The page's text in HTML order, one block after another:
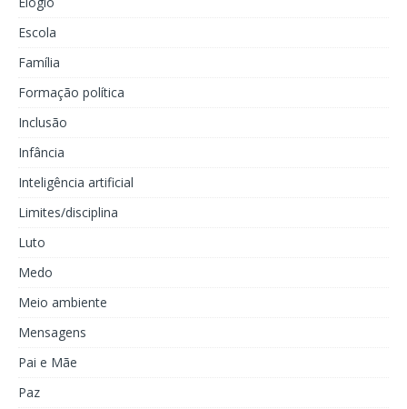
Escola
Família
Formação política
Inclusão
Infância
Inteligência artificial
Limites/disciplina
Luto
Medo
Meio ambiente
Mensagens
Pai e Mãe
Paz